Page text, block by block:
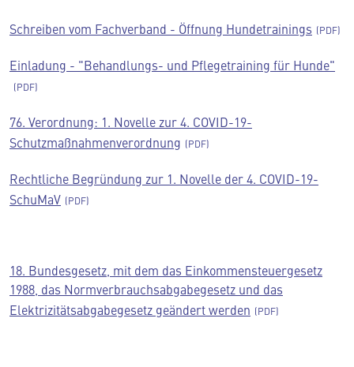
Schreiben vom Fachverband - Öffnung Hundetrainings
Einladung - "Behandlungs- und Pflegetraining für Hunde"
76. Verordnung: 1. Novelle zur 4. COVID-19-
Schutzmaßnahmenverordnung
Rechtliche Begründung zur 1. Novelle der 4. COVID-19-
SchuMaV
18. Bundesgesetz, mit dem das Einkommensteuergesetz
1988, das Normverbrauchsabgabegesetz und das
Elektrizitätsabgabegesetz geändert werden